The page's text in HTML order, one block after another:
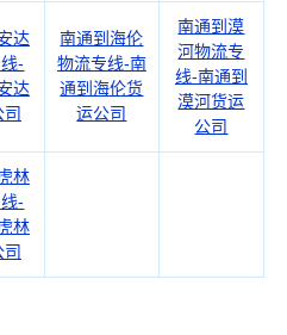
达
-
达
司
南通到海伦
物流专线-南
通到海伦货
运公司
南通到漠
河物流专
线-南通到
漠河货运
公司
林
-
林
司